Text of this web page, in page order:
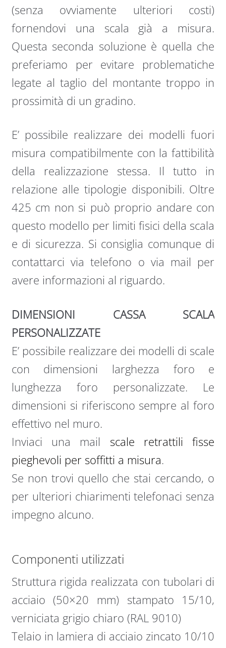
(senza ovviamente ulteriori costi)
fornendovi una scala già a misura.
Questa seconda soluzione è quella che
preferiamo per evitare problematiche
legate al taglio del montante troppo in
prossimità di un gradino.
E’ possibile realizzare dei modelli fuori
misura compatibilmente con la fattibilità
della realizzazione stessa. Il tutto in
relazione alle tipologie disponibili. Oltre
425 cm non si può proprio andare con
questo modello per limiti fisici della scala
e di sicurezza. Si consiglia comunque di
contattarci via telefono o via mail per
avere informazioni al riguardo.
DIMENSIONI CASSA SCALA
PERSONALIZZATE
E’ possibile realizzare dei modelli di scale
con dimensioni larghezza foro e
lunghezza foro personalizzate. Le
dimensioni si riferiscono sempre al foro
effettivo nel muro.
Inviaci una mail scale retrattili fisse
pieghevoli per soffitti a misura.
Se non trovi quello che stai cercando, o
per ulteriori chiarimenti telefonaci senza
impegno alcuno.
Componenti utilizzati
Struttura rigida realizzata con tubolari di
acciaio (50×20 mm) stampato 15/10,
verniciata grigio chiaro (RAL 9010)
Telaio in lamiera di acciaio zincato 10/10